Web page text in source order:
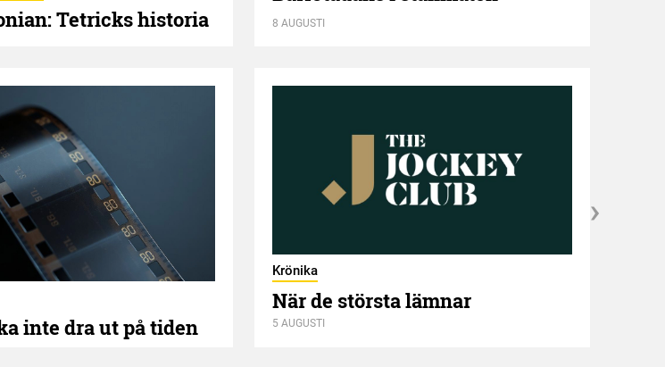
Tetricks historia 8 AUGUSTI
inte dra ut på tiden
Krönika
När de största lämnar
5 AUGUSTI